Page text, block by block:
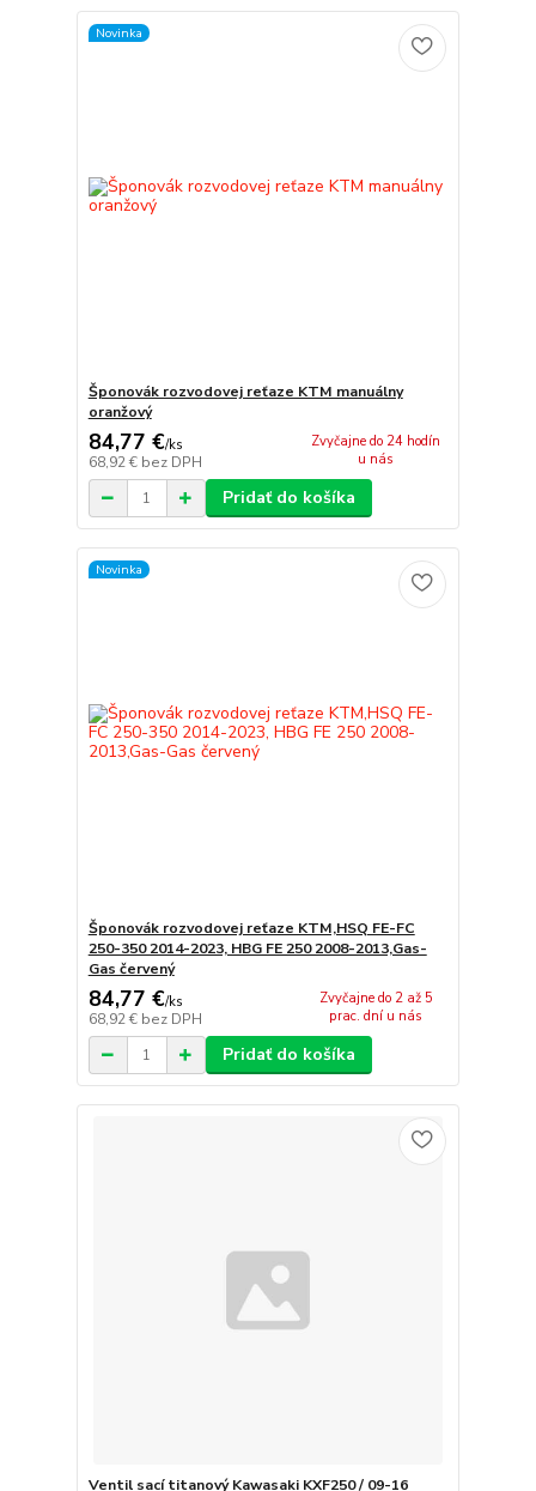
Novinka
Šponovák rozvodovej reťaze KTM manuálny
oranžový
84,77 €/ks
68,92 € bez DPH
Zvyčajne do 24 hodín
u nás
Pridať do košíka
Novinka
Šponovák rozvodovej reťaze KTM,HSQ FE-FC
250-350 2014-2023, HBG FE 250 2008-2013,Gas-
Gas červený
84,77 €/ks
68,92 € bez DPH
Zvyčajne do 2 až 5
prac. dní u nás
Pridať do košíka
Ventil sací titanový Kawasaki KXF250 / 09-16